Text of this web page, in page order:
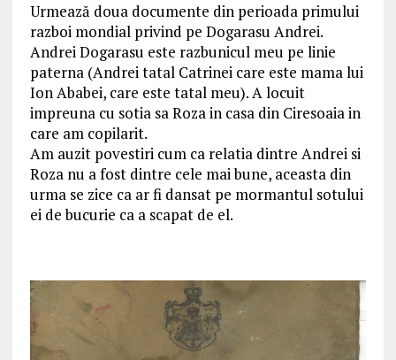
Urmează doua documente din perioada primului
razboi mondial privind pe Dogarasu Andrei.
Andrei Dogarasu este razbunicul meu pe linie
paterna (Andrei tatal Catrinei care este mama lui
Ion Ababei, care este tatal meu). A locuit
impreuna cu sotia sa Roza in casa din Ciresoaia in
care am copilarit.
Am auzit povestiri cum ca relatia dintre Andrei si
Roza nu a fost dintre cele mai bune, aceasta din
urma se zice ca ar fi dansat pe mormantul sotului
ei de bucurie ca a scapat de el.